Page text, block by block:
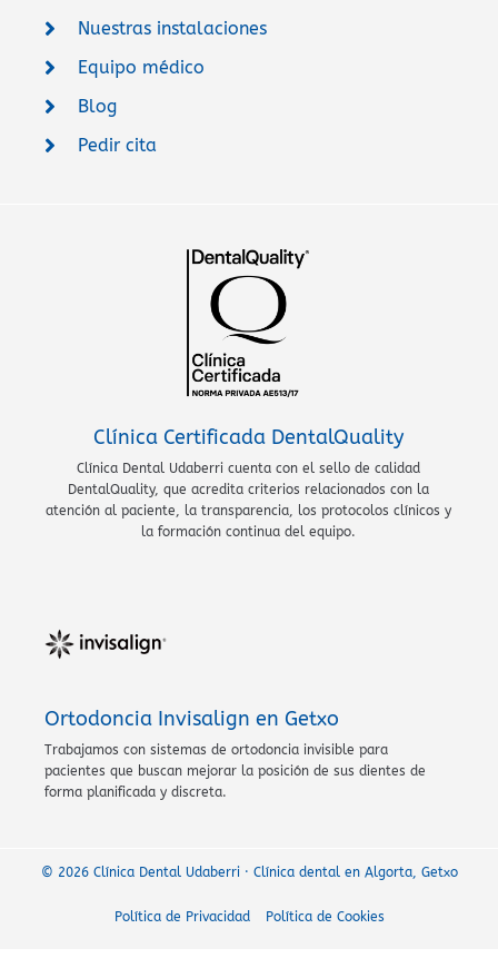
Nuestras instalaciones
Equipo médico
Blog
Pedir cita
Clínica Certificada DentalQuality
Clínica Dental Udaberri cuenta con el sello de calidad
DentalQuality, que acredita criterios relacionados con la
atención al paciente, la transparencia, los protocolos clínicos y
la formación continua del equipo.
Ortodoncia Invisalign en Getxo
Trabajamos con sistemas de ortodoncia invisible para
pacientes que buscan mejorar la posición de sus dientes de
forma planificada y discreta.
© 2026 Clínica Dental Udaberri · Clínica dental en Algorta, Getxo
Política de Privacidad Política de Cookies